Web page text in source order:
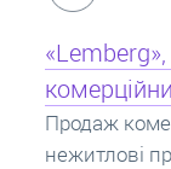
Кредит під
Іпотека на
заставу
потрібно